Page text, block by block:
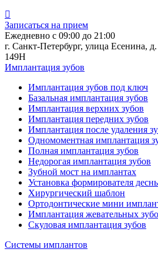
Записаться на прием
Ежедневно с 09:00 до 21:00
г. Санкт-Петербург, улица Есенина,
149Н
Имплантация зубов
Имплантация зубов под ключ
Базальная имплантация зубов
Имплантация верхних зубов
Имплантация передних зубов
Имплантация после удаления
Одномоментная имплантация
Полная имплантация зубов
Недорогая имплантация зубов
Зубной мост на имплантах
Установка формирователя
Хирургический шаблон
Ортодонтические мини
Имплантация жевательных
Скуловая имплантация зубов
Системы имплантов